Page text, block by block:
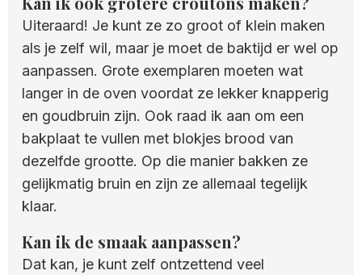
Uiteraard! Je kunt ze zo groot of klein maken
als je zelf wil, maar je moet de baktijd er wel op
aanpassen. Grote exemplaren moeten wat
langer in de oven voordat ze lekker knapperig
en goudbruin zijn. Ook raad ik aan om een
bakplaat te vullen met blokjes brood van
dezelfde grootte. Op die manier bakken ze
gelijkmatig bruin en zijn ze allemaal tegelijk
klaar.
Kan ik de smaak aanpassen?
Dat kan, je kunt zelf ontzettend veel